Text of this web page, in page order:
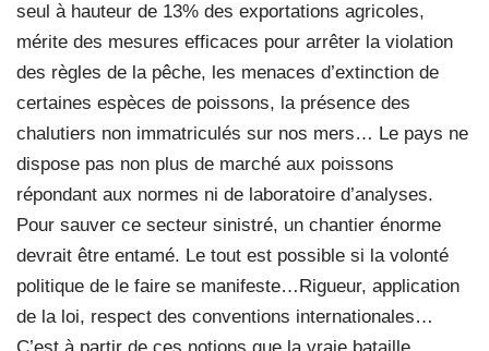
seul à hauteur de 13% des exportations agricoles,
mérite des mesures efficaces pour arrêter la violation
des règles de la pêche, les menaces d’extinction de
certaines espèces de poissons, la présence des
chalutiers non immatriculés sur nos mers… Le pays ne
dispose pas non plus de marché aux poissons
répondant aux normes ni de laboratoire d’analyses.
Pour sauver ce secteur sinistré, un chantier énorme
devrait être entamé. Le tout est possible si la volonté
politique de le faire se manifeste…Rigueur, application
de la loi, respect des conventions internationales…